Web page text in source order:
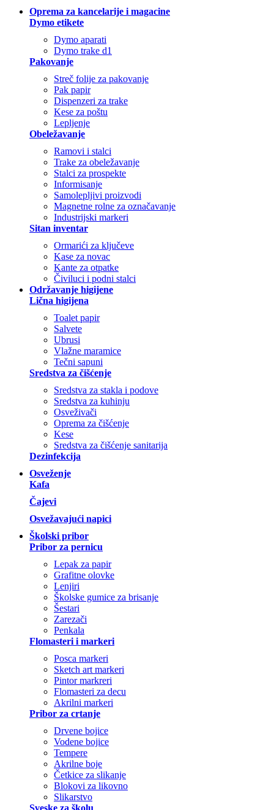
Oprema za kancelarije i magacine
Dymo etikete
Dymo aparati
Dymo trake d1
Pakovanje
Streč folije za pakovanje
Pak papir
Dispenzeri za trake
Kese za poštu
Lepljenje
Obeležavanje
Ramovi i stalci
Trake za obeležavanje
Stalci za prospekte
Informisanje
Samolepljivi proizvodi
Magnetne rolne za označavanje
Industrijski markeri
Sitan inventar
Ormarići za ključeve
Kase za novac
Kante za otpatke
Čiviluci i podni stalci
Održavanje higijene
Lična higijena
Toalet papir
Salvete
Ubrusi
Vlažne maramice
Tečni sapuni
Sredstva za čišćenje
Sredstva za stakla i podove
Sredstva za kuhinju
Osveživači
Oprema za čišćenje
Kese
Sredstva za čišćenje sanitarija
Dezinfekcija
Osveženje
Kafa
Čajevi
Osvežavajući napici
Školski pribor
Pribor za pernicu
Lepak za papir
Grafitne olovke
Lenjiri
Školske gumice za brisanje
Šestari
Zarezači
Penkala
Flomasteri i markeri
Posca markeri
Sketch art markeri
Pintor markreri
Flomasteri za decu
Akrilni markeri
Pribor za crtanje
Drvene bojice
Vodene bojice
Tempere
Akrilne boje
Četkice za slikanje
Blokovi za likovno
Slikarstvo
Sveske za školu